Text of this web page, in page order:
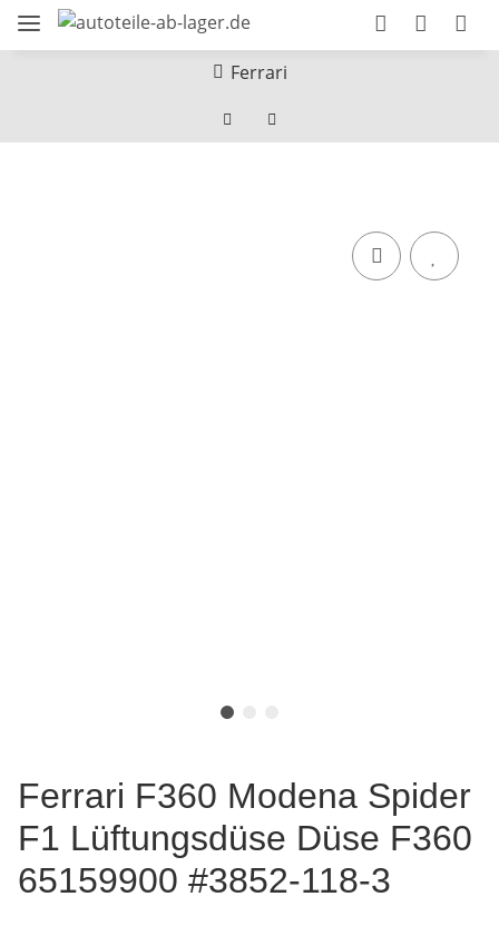
Ferrari
Ferrari F360 Modena Spider
F1 Lüftungsdüse Düse F360
65159900 #3852-118-3